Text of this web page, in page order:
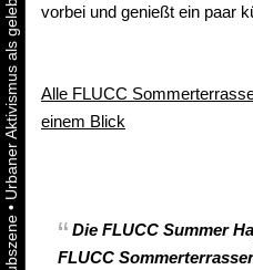
•
vorbei und genießt ein paar
Alle FLUCC
einem Blick
Die FLUCC Summer
FLUCC